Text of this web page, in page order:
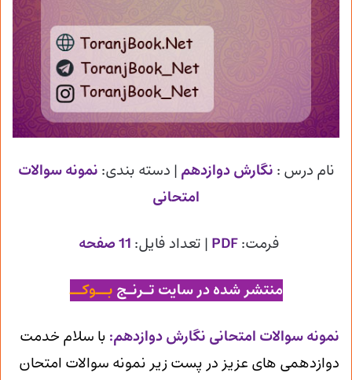
نام درس : نگارش دوازدهم | دسته بندی: نمونه سوالات
امتحانی
فرمت:PDF | تعداد فایل: 11 صفحه
منتشر شده در سایت تـرنـج بــوکــ
نمونه سوالات امتحانی نگارش دوازدهم: با سلام خدمت
دوازدهمی های عزیز در پست زیر نمونه سوالات امتحان